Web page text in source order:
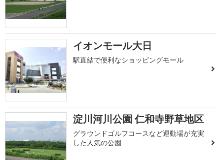
イオンモール大日
駅直結で便利なショッピングモール
淀川河川公園 仁和寺野草地区
グラウンドゴルフコースなど運動場が充実
した人気の公園